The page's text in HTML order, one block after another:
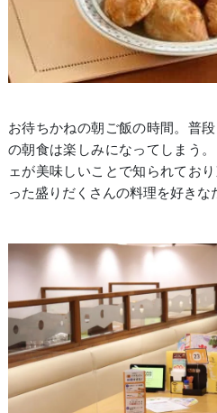
お待ちかねの朝ご飯の時間。普
の朝食は楽しみになってしまう
ェが美味しいことで知られてお
った盛りだくさんの料理を好きな